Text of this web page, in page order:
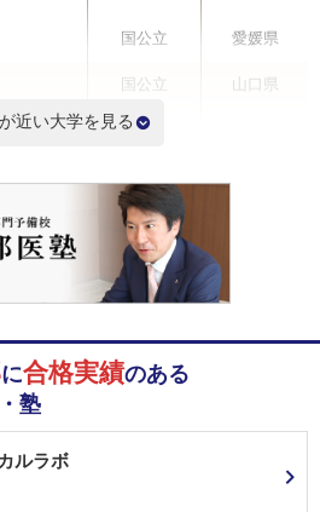
国公立 愛媛県
国公立 山口県
学 私立
国公立
国公立
ンキングを見る
近い大学を見る
に合格実績のある
塾
ルラボ